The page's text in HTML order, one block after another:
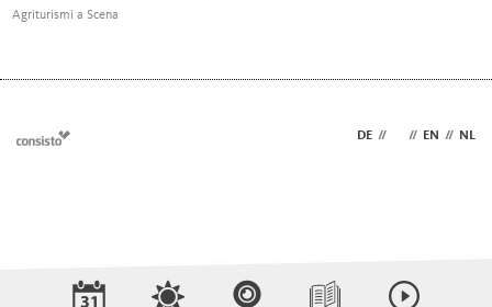
Agriturismi a Scena
DE // // EN // NL